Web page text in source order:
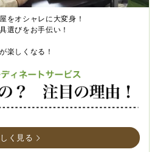
をオシャレに大変身！
選びをお手伝い！
楽しくなる！
く見る